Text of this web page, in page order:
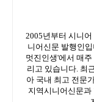
2005년부터 시니
니어신문 발행인
멋진인생'에서 매
리고 있습니다. 최
아 국내 최고 전문
지역시니어신문과